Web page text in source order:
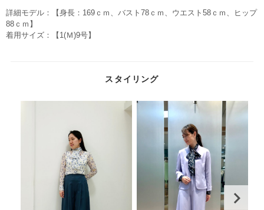
詳細モデル：【身長：169ｃｍ、バスト78ｃｍ、ウエスト58ｃｍ、ヒップ
88ｃｍ】
着用サイズ：【1(Ｍ)9号】
スタイリング